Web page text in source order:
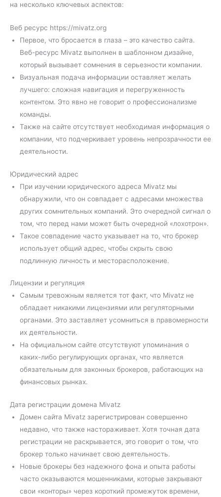
на несколько ключевых аспектов:
Веб ресурс https://mivatz.org
Первое, что бросается в глаза – это качество сайта.
Веб-ресурс Mivatz выполнен в шаблонном дизайне,
который вызывает сомнения в серьезности компании.
Визуальная подача информации оставляет желать
лучшего: сложная навигация и перегруженность
контентом. Это явно не говорит о профессионализме
команды.
Также на сайте отсутствует необходимая информация о
компании, что подчеркивает уровень непрозрачности ее
деятельности.
Юридический адрес
При изучении юридического адреса Mivatz мы
обнаружили, что он совпадает с адресами множества
других сомнительных компаний. Это очередной сигнал о
том, что перед нами может быть очередной «лохотрон».
Такое совпадение часто указывает на то, что брокер
использует общий адрес, чтобы скрыть свою
подлинную личность и месторасположение.
Лицензии и регуляция
Самым тревожным является тот факт, что Mivatz не
обладает никакими лицензиями или регуляторными
органами. Это заставляет усомниться в правомерности
их деятельности.
На официальном сайте отсутствуют упоминания о
каких-либо регулирующих органах, что является
обязательным для законных брокеров, работающих на
финансовых рынках.
Дата регистрации домена Mivatz
Домен сайта Mivatz зарегистрирован совершенно
недавно, что также настораживает. Хотя точная дата
регистрации не раскрывается, это говорит о том, что
брокер только начинает свою деятельность.
Новые брокеры без надежного фона и опыта работы
часто оказываются мошенниками, которые закрывают
свои «конторы» через короткий промежуток времени,